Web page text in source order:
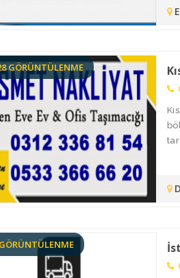
GÖRÜNTÜLENME